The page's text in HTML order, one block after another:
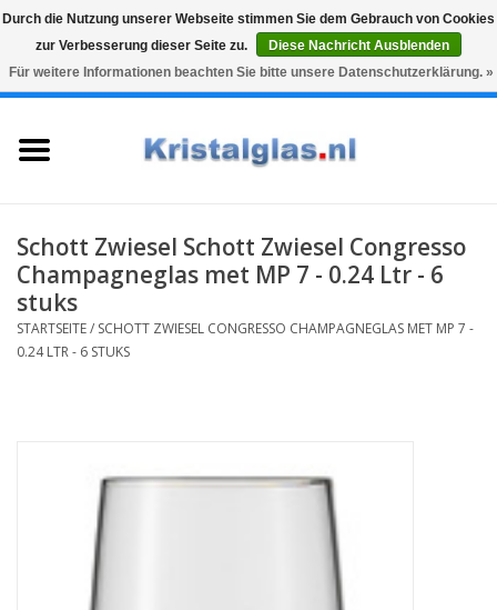
Snelle levering
Graveren
0 Artikel - €0,00
Karaffen
Glasgravur fur karaffe und
weinglaser
Kaffee & Tee
Bar & Wein
Schott Zwiesel Schott Zwiesel Congresso
Champagneglas met MP 7 - 0.24 Ltr - 6
stuks
STARTSEITE/ SCHOTT ZWIESEL CONGRESSO CHAMPAGNEGLAS MET MP 7 -
0.24 LTR - 6 STUKS
Durch die Nutzung unserer Webseite stimmen Sie dem Gebrauch von Cookies
zur Verbesserung dieser Seite zu.
Diese Nachricht Ausblenden
Für weitere Informationen beachten Sie bitte unsere Datenschutzerklärung. »